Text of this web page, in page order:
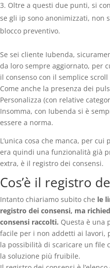
Oltre a questi due punti, si
se gli ip sono anonimizzati, non
blocco preventivo.
Se sei cliente Iubenda,
da loro sempre aggiornato, per
il consenso con il semplice
Come anche la presenza dei
Personalizza (con relative
Insomma, con Iubenda si è
essere a norma.
L’unica cosa che manca, per cui
era quindi una funzionalità già
extra, è il registro dei consensi.
Cos’è il registro
Intanto chiariamo subito che le
registro dei consensi, ma
consensi raccolti. Questa è una
facile per i non addetti ai lavori,
la possibilità di scaricare un file
la soluzione più fruibile.